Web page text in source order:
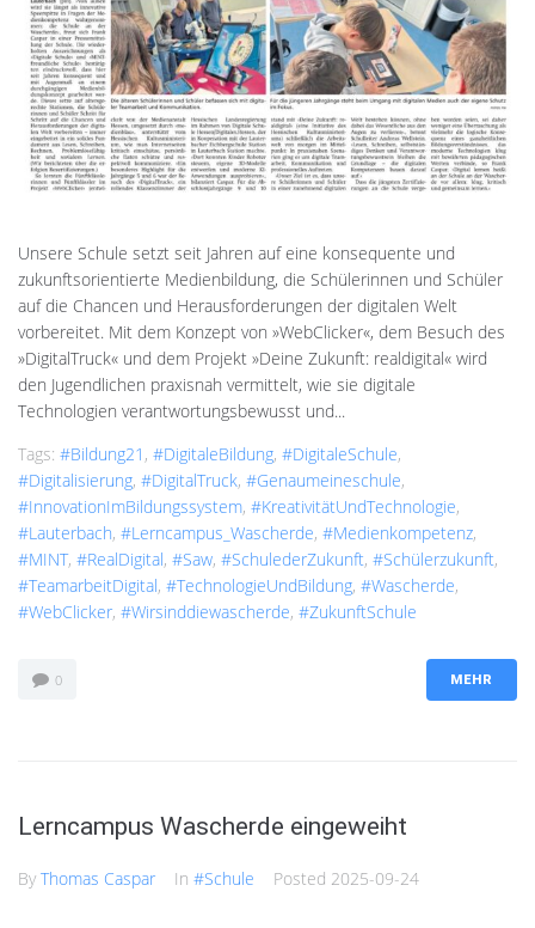
Unsere Schule setzt seit Jahren auf eine konsequente und
zukunftsorientierte Medienbildung, die Schülerinnen und Schüler
auf die Chancen und Herausforderungen der digitalen Welt
vorbereitet. Mit dem Konzept von »WebClicker«, dem Besuch des
»DigitalTruck« und dem Projekt »Deine Zukunft: realdigital« wird
den Jugendlichen praxisnah vermittelt, wie sie digitale
Technologien verantwortungsbewusst und...
Tags: #Bildung21 , #DigitaleBildung, #DigitaleSchule,
#Digitalisierung, #DigitalTruck, #genaumeineschule,
#InnovationImBildungssystem, #KreativitätUndTechnologie,
#Lauterbach, #Lerncampus_Wascherde, #Medienkompetenz,
#MINT, #RealDigital, #saw, #SchulederZukunft, #Schülerzukunft,
#TeamarbeitDigital, #TechnologieUndBildung, #Wascherde,
#WebClicker, #wirsinddiewascherde, #ZukunftSchule
0 MEHR
Lerncampus Wascherde eingeweiht
By Thomas Caspar In #Schule Posted 2025-09-24